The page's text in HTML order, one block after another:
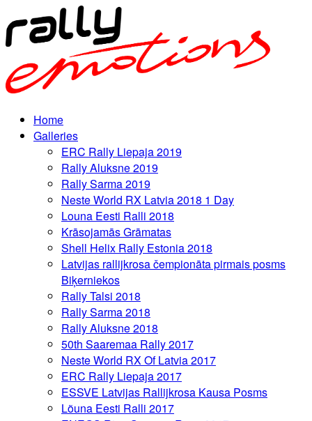
Home
Galleries
ERC Rally Liepaja 2019
Rally Aluksne 2019
Rally Sarma 2019
Neste World RX Latvia 2018 1 Day
Louna Eesti Ralli 2018
Krāsojamās Grāmatas
Shell Helix Rally Estonia 2018
Latvijas rallijkrosa čempionāta pirmais posms
Biķerniekos
Rally Talsi 2018
Rally Sarma 2018
Rally Aluksne 2018
50th Saaremaa Rally 2017
Neste World RX Of Latvia 2017
ERC Rally Liepaja 2017
ESSVE Latvijas Rallijkrosa Kausa Posms
Lõuna Eesti Ralli 2017